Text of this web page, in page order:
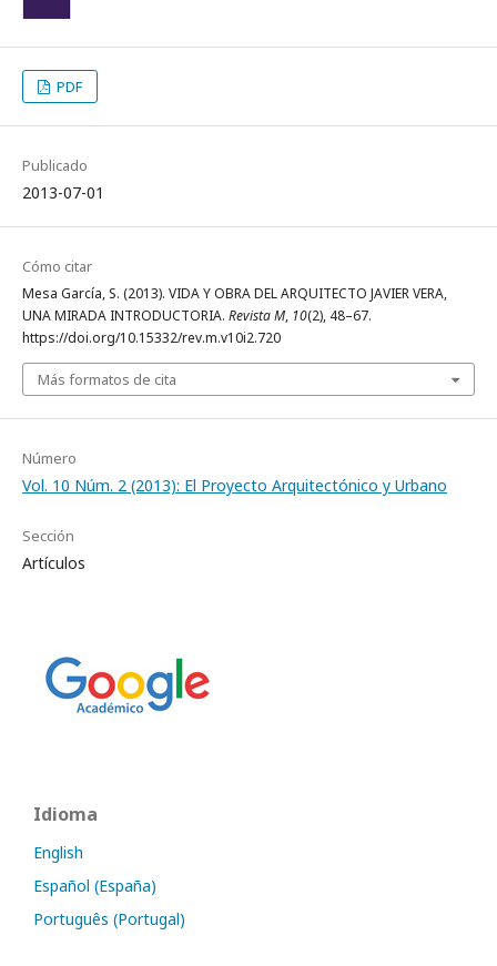
PDF
Publicado
2013-07-01
Cómo citar
Mesa García, S. (2013). VIDA Y OBRA DEL ARQUITECTO JAVIER VERA,
UNA MIRADA INTRODUCTORIA. Revista M, 10(2), 48–67.
https://doi.org/10.15332/rev.m.v10i2.720
Más formatos de cita
Número
Vol. 10 Núm. 2 (2013): El Proyecto Arquitectónico y Urbano
Sección
Artículos
Idioma
English
Español (España)
Português (Portugal)